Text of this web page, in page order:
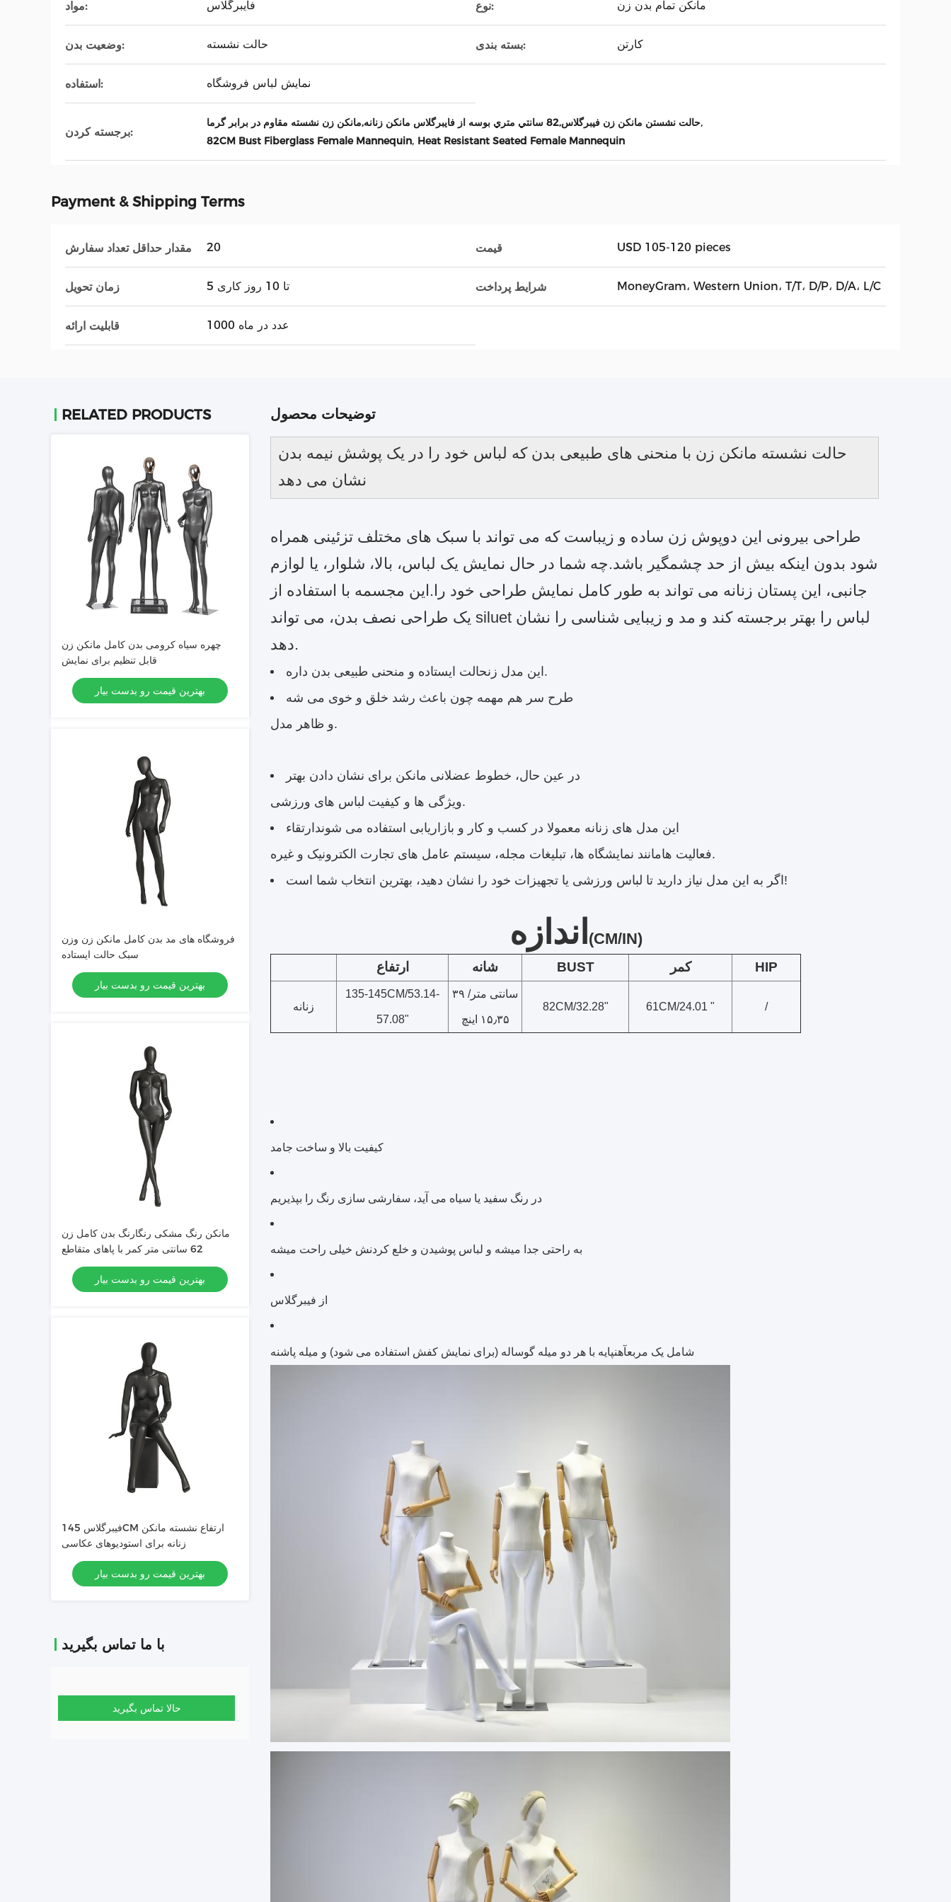
مواد: فایبرگلاس نوع: مانکن تمام بدن زن
وضعیت بدن: حالت نشسته بسته بندی: کارتن
استفاده: نمایش لباس فروشگاه
برجسته کردن:
حالت نشستن مانکن زن فیبرگلاس,82 سانتي متري بوسه از فايبرگلاس مانکن زنانه,مانکن زن نشسته مقاوم در برابر گرما,
82CM Bust Fiberglass Female Mannequin, Heat Resistant Seated Female Mannequin
Payment & Shipping Terms
مقدار حداقل تعداد سفارش 20 قیمت USD 105-120 pieces
زمان تحویل 5 تا 10 روز کاری شرایط پرداخت MoneyGram، Western Union، T/T، D/P، D/A، L/C
قابلیت ارائه 1000 عدد در ماه
RELATED PRODUCTS
چهره سیاه کرومی بدن کامل مانکن زن
قابل تنظیم برای نمایش
بهترین قیمت رو بدست بیار
فروشگاه های مد بدن کامل مانکن زن وزن
سبک حالت ایستاده
بهترین قیمت رو بدست بیار
مانکن رنگ مشکی رنگارنگ بدن کامل زن
62 سانتی متر کمر با پاهای متقاطع
بهترین قیمت رو بدست بیار
فیبرگلاس 145CM ارتفاع نشسته مانکن
زنانه برای استودیوهای عکاسی
بهترین قیمت رو بدست بیار
با ما تماس بگیرید
حالا تماس بگیرید
توضیحات محصول
حالت نشسته مانکن زن با منحنی های طبیعی بدن که لباس خود را در یک پوشش نیمه بدن
نشان می دهد
طراحی بیرونی این دوپوش زن ساده و زیباست که می تواند با سبک های مختلف تزئینی همراه
شود بدون اینکه بیش از حد چشمگیر باشد.چه شما در حال نمایش یک لباس، بالا، شلوار، یا لوازم
جانبی، این پستان زنانه می تواند به طور کامل نمایش طراحی خود را.این مجسمه با استفاده از
یک طراحی نصف بدن، می تواند siluet لباس را بهتر برجسته کند و مد و زیبایی شناسی را نشان
دهد.
این مدل زنحالت ایستاده
و منحنی طبیعی بدن داره.
طرح سر هم مهمه چون باعث رشد خلق و خوی می شه
و ظاهر مدل.
در عین حال، خطوط عضلانی مانکن برای نشان دادن بهتر
ویژگی ها و کیفیت لباس های ورزشی.
این مدل های زنانه معمولا در کسب و کار و بازاریابی استفاده می شوند ارتقاء
فعالیت هامانند نمایشگاه ها، تبلیغات مجله، سیستم عامل های تجارت الکترونیک و غیره.
اگر به این مدل نیاز دارید تا لباس ورزشی یا تجهیزات خود را نشان دهید، بهترین انتخاب شما است!
اندازه (CM/IN)
ارتفاع شانه BUST کمر HIP
زنانه
135-145CM/53.14-
57.08"
۳۹ سانتی متر/
۱۵٫۳۵ اینچ
82CM/32.28" 61CM/24.01 " /
کیفیت بالا و ساخت جامد
در رنگ سفید یا سیاه می آید، سفارشی سازی رنگ را بپذیریم
به راحتی جدا میشه و لباس پوشیدن و خلع کردنش خیلی راحت میشه
از فیبرگلاس
شامل یک مربعآهنپایه با هر دو میله گوساله (برای نمایش کفش استفاده می شود) و میله پاشنه